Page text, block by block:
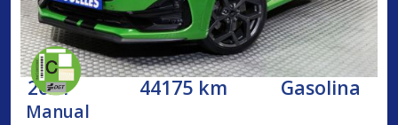
2021 44175 km Gasolina
Manual